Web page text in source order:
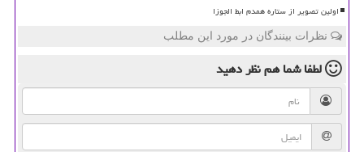
اولین تصویر از ستاره همدم ابط الجوزا
نظرات بینندگان در مورد این مطلب
لطفا شما همنظر دهید